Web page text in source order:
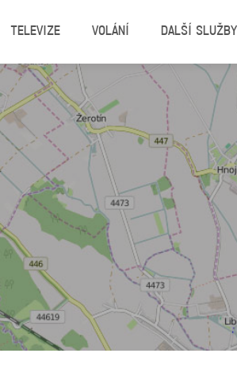
TELEVIZE VOLÁNÍ DALŠÍ SLUŽBY